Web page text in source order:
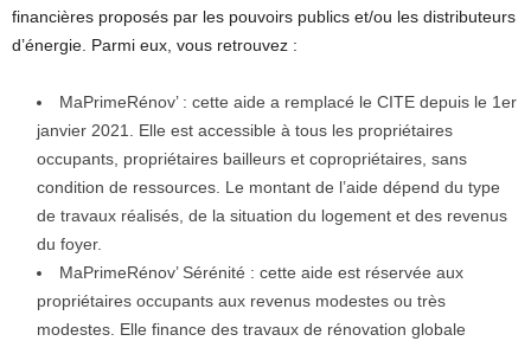
financières proposés par les pouvoirs publics et/ou les distributeurs
d’énergie. Parmi eux, vous retrouvez :
MaPrimeRénov’ : cette aide a remplacé le CITE depuis le 1er
janvier 2021. Elle est accessible à tous les propriétaires
occupants, propriétaires bailleurs et copropriétaires, sans
condition de ressources. Le montant de l’aide dépend du type
de travaux réalisés, de la situation du logement et des revenus
du foyer.
MaPrimeRénov’ Sérénité : cette aide est réservée aux
propriétaires occupants aux revenus modestes ou très
modestes. Elle finance des travaux de rénovation globale